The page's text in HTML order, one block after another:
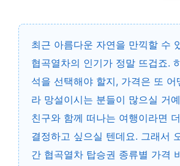
최근 아름다운 자연을 만끽할 수
협곡열차의 인기가 정말 뜨겁죠.
석을 선택해야 할지, 가격은 또 어
라 망설이시는 분들이 많으실 거
친구와 함께 떠나는 여행이라면
결정하고 싶으실 텐데요. 그래서
간 협곡열차 탑승권 종류별 가격